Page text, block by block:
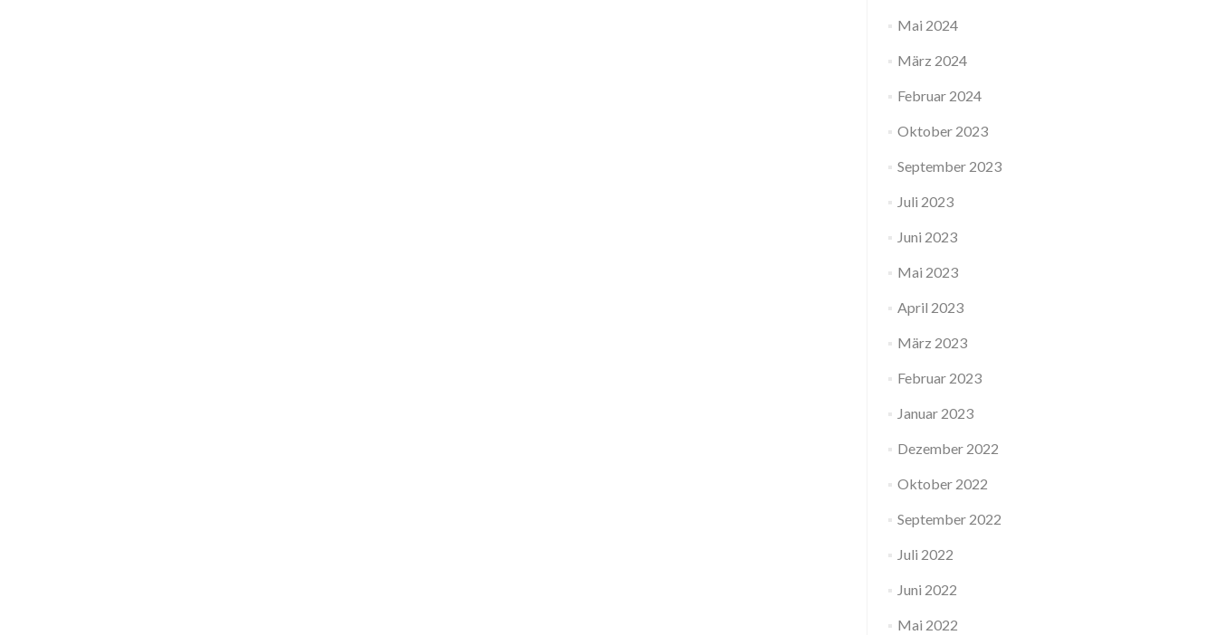
Mai 2024
März 2024
Februar 2024
Oktober 2023
September 2023
Juli 2023
Juni 2023
Mai 2023
April 2023
März 2023
Februar 2023
Januar 2023
Dezember 2022
Oktober 2022
September 2022
Juli 2022
Juni 2022
Mai 2022